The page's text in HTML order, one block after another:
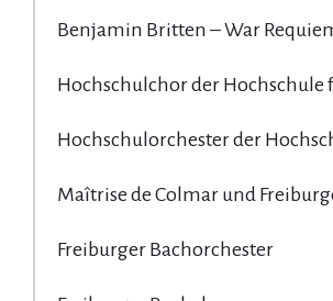
Benjamin Britten – War
Hochschulchor der Hochschule
Hochschulorchester der
Maîtrise de Colmar und
Freiburger Bachorchester